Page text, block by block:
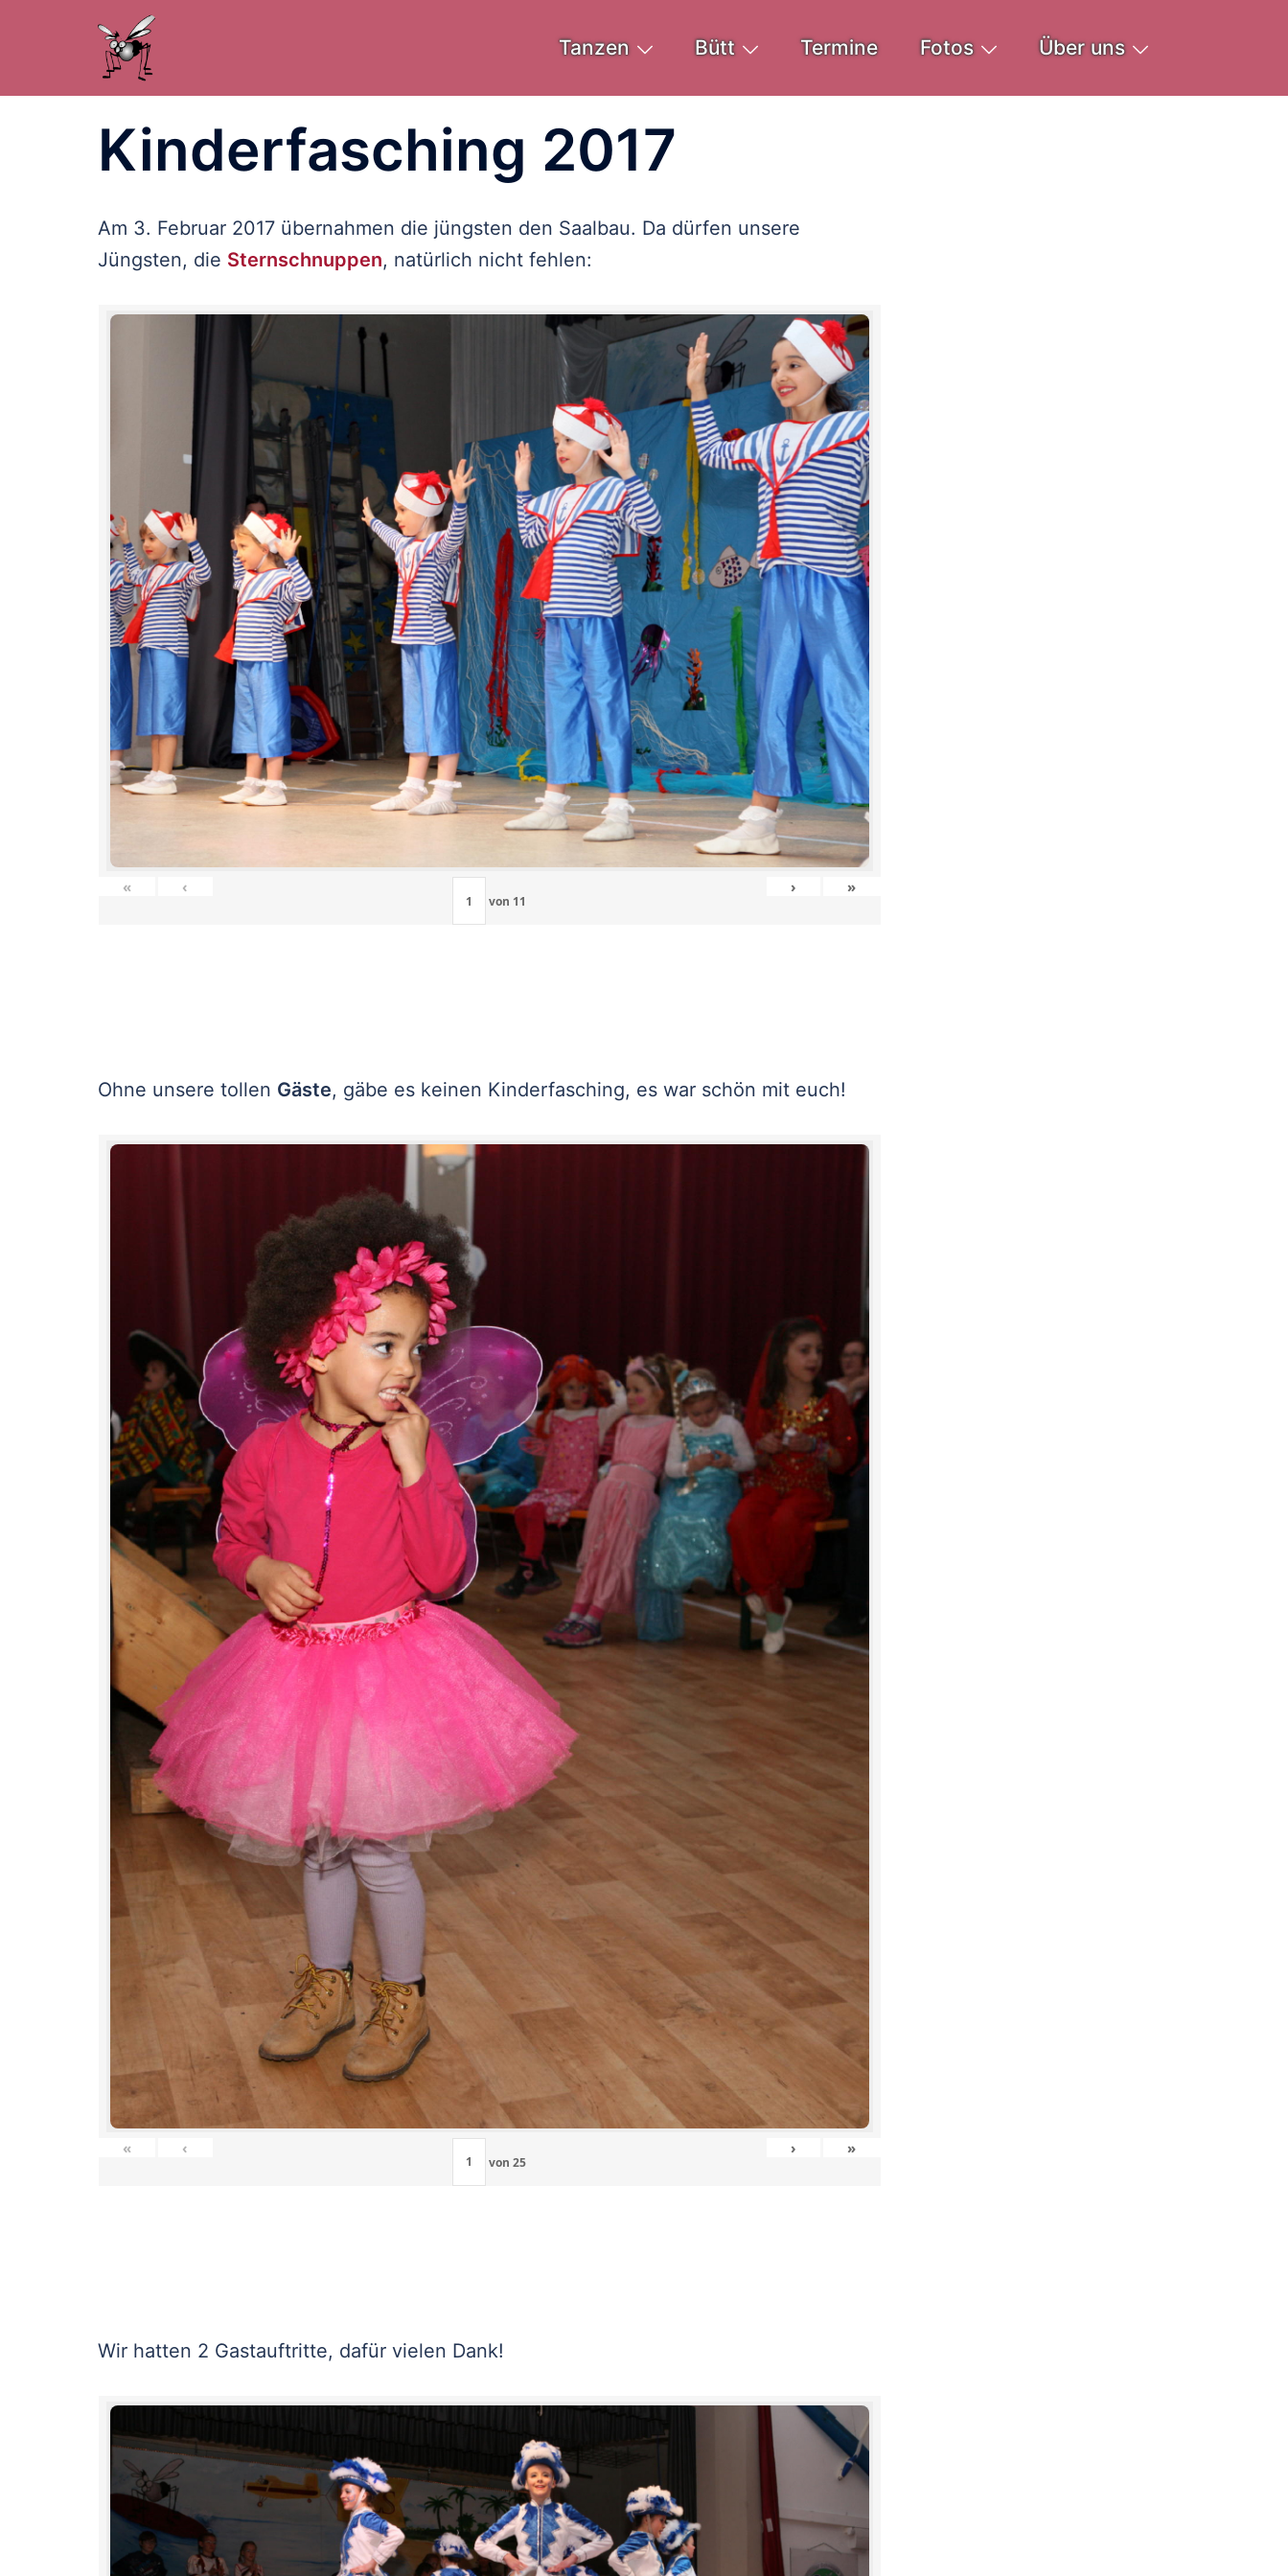
Tanzen Bütt Termine Fotos Über uns
Kinderfasching 2017
Am 3. Februar 2017 übernahmen die jüngsten den Saalbau. Da dürfen unsere
Jüngsten, die Sternschnuppen, natürlich nicht fehlen:
« ‹
von 11
› »
Ohne unsere tollen Gäste, gäbe es keinen Kinderfasching, es war schön mit euch!
« ‹
von25
› »
Wir hatten 2 Gastauftritte, dafür vielen Dank!